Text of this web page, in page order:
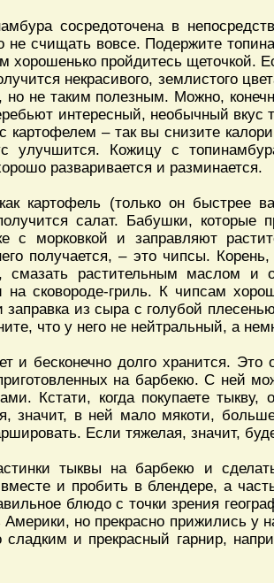
сосредоточена в
не счищать вовсе. Подержите
хорошенько пройдитесь щеточкой.
некрасивого, землистого
не таким полезным. Можно,
интересный, необычный вкус
картофелем – так вы снизите
улучшится. Кожицу с
разваривается и разминается.
картофель (только он быстрее
салат. Бабушки, которые
с морковкой и заправляют
получается, – это чипсы.
смазать растительным маслом и
на сковороде-гриль. К чипсам
из сыра с голубой
что у него не нейтральный, а
и бесконечно долго хранится. Это
на барбекю. С ней
Кстати, когда покупаете
значит, в ней мало мякоти,
Если тяжелая, значит,
тыквы на барбекю и
и пробить в блендере, а
блюдо с точки зрения
но прекрасно прижились у
сладким и прекрасный гарнир,